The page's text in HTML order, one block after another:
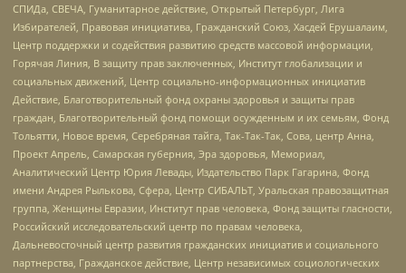
СПИДа, СВЕЧА, Гуманитарное действие, Открытый Петербург, Лига
Избирателей, Правовая инициатива, Гражданский Союз, Хасдей Ерушалаим,
Центр поддержки и содействия развитию средств массовой информации,
Горячая Линия, В защиту прав заключенных, Институт глобализации и
социальных движений, Центр социально-информационных инициатив
Действие, Благотворительный фонд охраны здоровья и защиты прав
граждан, Благотворительный фонд помощи осужденным и их семьям, Фонд
Тольятти, Новое время, Серебряная тайга, Так-Так-Так, Сова, центр Анна,
Проект Апрель, Самарская губерния, Эра здоровья, Мемориал,
Аналитический Центр Юрия Левады, Издательство Парк Гагарина, Фонд
имени Андрея Рылькова, Сфера, Центр СИБАЛЬТ, Уральская правозащитная
группа, Женщины Евразии, Институт прав человека, Фонд защиты гласности,
Российский исследовательский центр по правам человека,
Дальневосточный центр развития гражданских инициатив и социального
партнерства, Гражданское действие, Центр независимых социологических